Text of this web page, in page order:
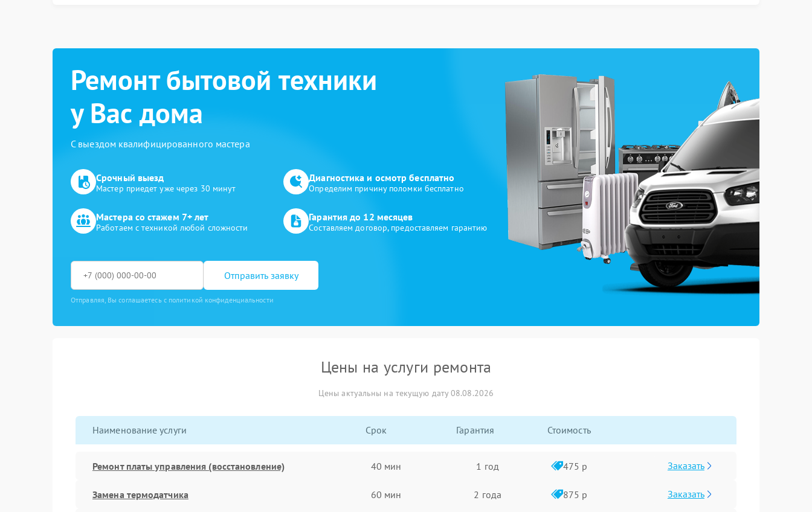
Ремонт бытовой техники
у Вас дома
С выездом квалифицированного мастера
Срочный выезд
Мастер приедет уже через 30 минут
Диагностика и осмотр бесплатно
Определим причину поломки бесплатно
Мастера со стажем 7+ лет
Работаем с техникой любой сложности
Гарантия до 12 месяцев
Составляем договор, предоставляем гарантию
Отправить заявку
Отправляя, Вы соглашаетесь с политикой конфиденциальности
Цены на услуги ремонта
Цены актуальны на текущую дату 08.08.2026
Наименование услуги Срок Гарантия Стоимость
Ремонт платы управления (восстановление) 40 мин 1 год 475 р Заказать
Замена термодатчика 60 мин 2 года 875 р Заказать